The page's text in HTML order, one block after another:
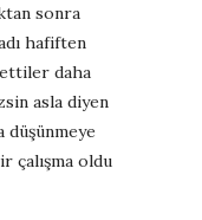
sonra
hafiften
daha
asla diyen
çalışma oldu